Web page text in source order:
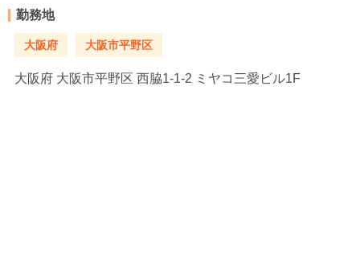
勤務地
大阪府 大阪市平野区
大阪府 大阪市平野区 西脇1-1-2 ミヤコ三愛ビル1F